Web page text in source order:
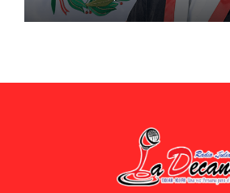
de Ollanta Humala